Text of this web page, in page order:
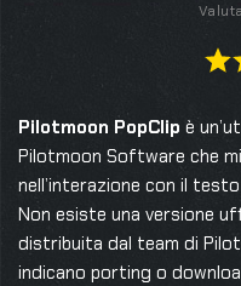
Pilotmoon PopClip è
Pilotmoon Software che
nell’interazione con il
Non esiste una versione
distribuita dal team di
indicano porting o